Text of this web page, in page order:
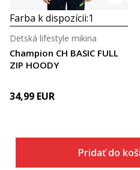
Farba k dispozícii:1
Champion CH BASIC FULL
ZIP HOODY
Detská lifestyle mikina
34,99 EUR
Pridať do